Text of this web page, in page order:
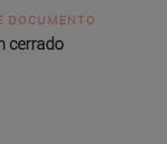
DOCUMENTO
cerrado